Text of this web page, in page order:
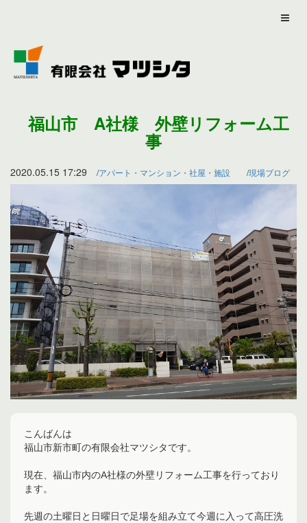
福山市 A社様 外壁リフォーム工
事
2020.05.15 17:29 アパート・マンション・社屋・施設 現場ブログ
こんばんは
福山市新市町の有限会社マツシタです。
現在、福山市内のA社様の外壁リフォーム工事を行っており
ます。
先週の土曜日と日曜日で足場を組み立て今週に入って高圧洗